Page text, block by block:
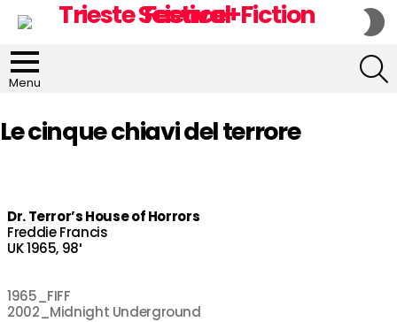
Menu
Le cinque chiavi del terrore
Dr. Terror’s House of Horrors
Freddie Francis
UK 1965, 98′
1965_FIFF
2002_Midnight Underground